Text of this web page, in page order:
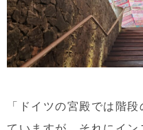
「ドイツの宮殿では階